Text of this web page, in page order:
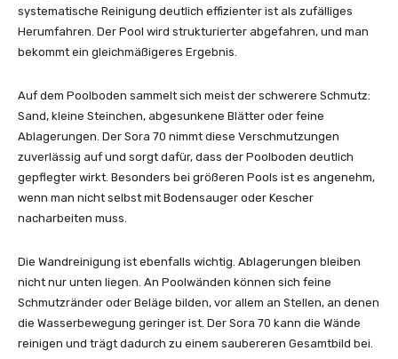
systematische Reinigung deutlich effizienter ist als zufälliges
Herumfahren. Der Pool wird strukturierter abgefahren, und man
bekommt ein gleichmäßigeres Ergebnis.
Auf dem Poolboden sammelt sich meist der schwerere Schmutz:
Sand, kleine Steinchen, abgesunkene Blätter oder feine
Ablagerungen. Der Sora 70 nimmt diese Verschmutzungen
zuverlässig auf und sorgt dafür, dass der Poolboden deutlich
gepflegter wirkt. Besonders bei größeren Pools ist es angenehm,
wenn man nicht selbst mit Bodensauger oder Kescher
nacharbeiten muss.
Die Wandreinigung ist ebenfalls wichtig. Ablagerungen bleiben
nicht nur unten liegen. An Poolwänden können sich feine
Schmutzränder oder Beläge bilden, vor allem an Stellen, an denen
die Wasserbewegung geringer ist. Der Sora 70 kann die Wände
reinigen und trägt dadurch zu einem saubereren Gesamtbild bei.